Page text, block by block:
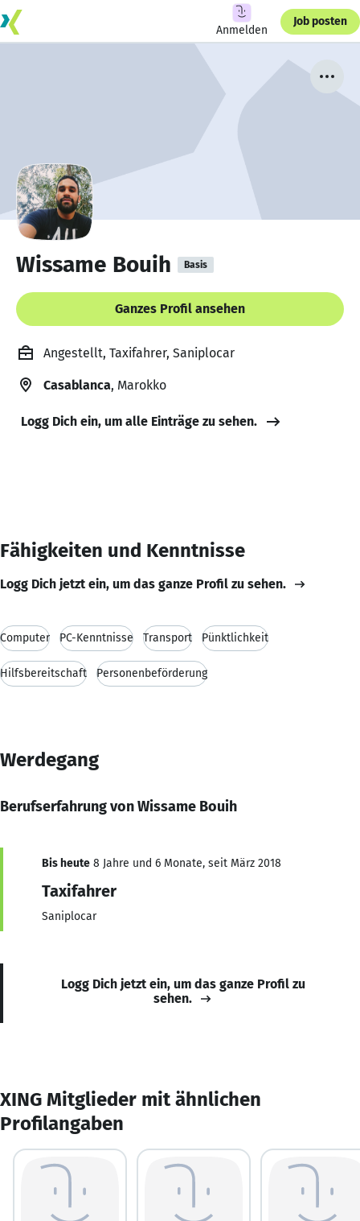
Anmelden
Job posten
Wissame Bouih Basis
Ganzes Profil ansehen
Angestellt, Taxifahrer, Saniplocar
Casablanca, Marokko
Logg Dich ein, um alle Einträge zu sehen.
Fähigkeiten und Kenntnisse
Logg Dich jetzt ein, um das ganze Profil zu sehen.
Computer PC-Kenntnisse Transport Pünktlichkeit
Hilfsbereitschaft Personenbeförderung
Werdegang
Berufserfahrung von Wissame Bouih
Bis heute 8 Jahre und 6 Monate, seit März 2018
Taxifahrer
Saniplocar
Logg Dich jetzt ein, um das ganze Profil zu
sehen.
XING Mitglieder mit ähnlichen
Profilangaben